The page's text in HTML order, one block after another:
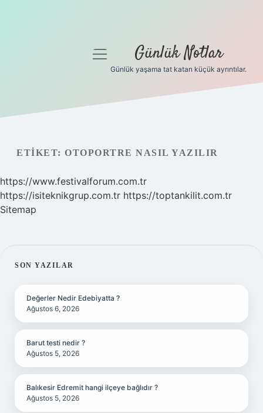
Gizlilik Politikası
menüyü
Günlük Notlar
Günlük yaşama tat katan küçük ayrıntılar.
ETIKET: OTOPORTRE NASIL YAZILIR
https://www.festivalforum.com.tr
https://isiteknikgrup.com.tr https://toptankilit.com.tr
Sitemap
SIDEBAR
SON YAZILAR
Değerler Nedir Edebiyatta ?
Ağustos 6, 2026
Barut testi nedir ?
Ağustos 5, 2026
Balıkesir Edremit hangi ilçeye bağlıdır ?
Ağustos 5, 2026